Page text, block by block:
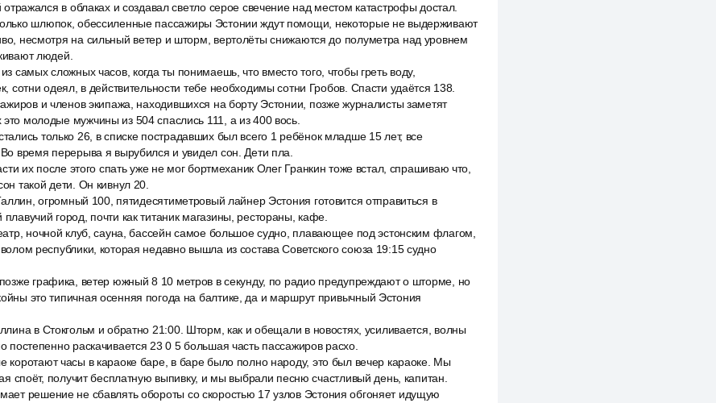
отражался в облаках и создавал светло серое свечение над местом катастрофы достал.
шлюпок, обессиленные пассажиры Эстонии ждут помощи, некоторые не выдерживают
несмотря на сильный ветер и шторм, вертолёты снижаются до полуметра над уровнем
людей.
самых сложных часов, когда ты понимаешь, что вместо того, чтобы греть воду,
сотни одеял, в действительности тебе необходимы сотни Гробов. Спасти удаётся 138.
и членов экипажа, находившихся на борту Эстонии, позже журналисты заметят
молодые мужчины из 504 спаслись 111, а из 400 вось.
только 26, в списке пострадавших был всего 1 ребёнок младше 15 лет, все
время перерыва я вырубился и увидел сон. Дети пла.
их после этого спать уже не мог бортмеханик Олег Гранкин тоже встал, спрашиваю что,
такой дети. Он кивнул 20.
огромный 100, пятидесятиметровый лайнер Эстония готовится отправиться в
город, почти как титаник магазины, рестораны, кафе.
ночной клуб, сауна, бассейн самое большое судно, плавающее под эстонским флагом,
республики, которая недавно вышла из состава Советского союза 19:15 судно
графика, ветер южный 8 10 метров в секунду, по радио предупреждают о шторме, но
это типичная осенняя погода на балтике, да и маршрут привычный Эстония
в Стокгольм и обратно 21:00. Шторм, как и обещали в новостях, усиливается, волны
постепенно раскачивается 23 0 5 большая часть пассажиров расхо.
коротают часы в караоке баре, в баре было полно народу, это был вечер караоке. Мы
споёт, получит бесплатную выпивку, и мы выбрали песню счастливый день, капитан.
решение не сбавлять обороты со скоростью 17 узлов Эстония обгоняет идущую